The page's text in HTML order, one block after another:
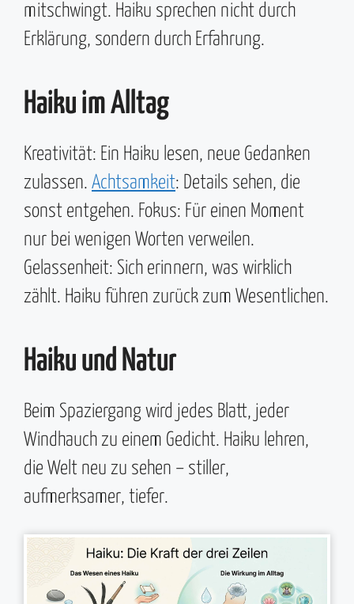
mitschwingt. Haiku sprechen nicht durch
Erklärung, sondern durch Erfahrung.
Haiku im Alltag
Kreativität: Ein Haiku lesen, neue Gedanken
zulassen. Achtsamkeit: Details sehen, die
sonst entgehen. Fokus: Für einen Moment
nur bei wenigen Worten verweilen.
Gelassenheit: Sich erinnern, was wirklich
zählt. Haiku führen zurück zum Wesentlichen.
Haiku und Natur
Beim Spaziergang wird jedes Blatt, jeder
Windhauch zu einem Gedicht. Haiku lehren,
die Welt neu zu sehen – stiller,
aufmerksamer, tiefer.